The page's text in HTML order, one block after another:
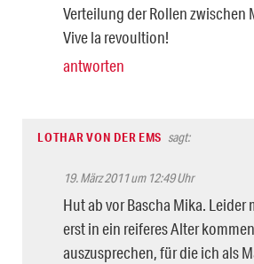
Verteilung der Rollen zwischen
Vive la revoultion!
antworten
LOTHAR VON DER EMS sagt:
19. März 2011 um 12:49 Uhr
Hut ab vor Bascha Mika. Leider
erst in ein reiferes Alter
auszusprechen, für die ich als